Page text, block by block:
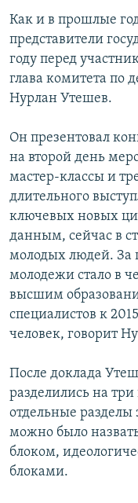
Как и в прошлые
представители
году перед
глава комитета по
Нурлан Утешев.
Он презентовал
на второй день
мастер-классы и
длительного
ключевых новых
данным, сейчас в
молодых людей. За
молодежи стало в
высшим
специалистов к
человек, говорит
После доклада
разделились на
отдельные
можно было
блоком,
блоками.